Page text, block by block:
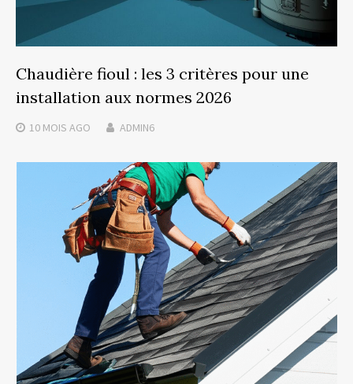
Chaudière fioul : les 3 critères pour une
installation aux normes 2026
10 MOIS AGO ADMIN6